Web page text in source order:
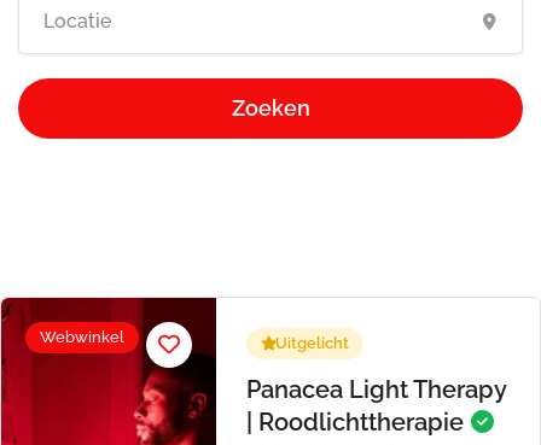
Zoeken
Webwinkel Uitgelicht
Panacea Light Therapy
| Roodlichttherapie